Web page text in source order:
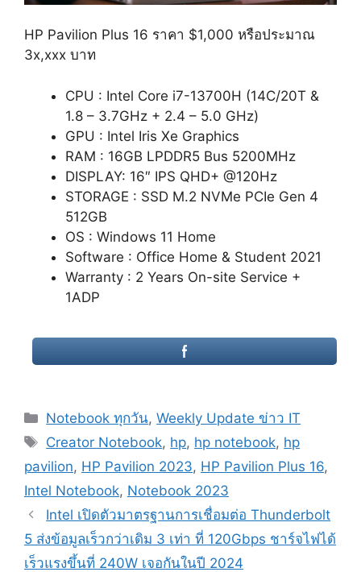
HP Pavilion Plus 16 ราคา $1,000 หรือประมาณ
3x,xxx บาท
CPU : Intel Core i7-13700H (14C/20T &
1.8 – 3.7GHz + 2.4 – 5.0 GHz)
GPU : Intel Iris Xe Graphics
RAM : 16GB LPDDR5 Bus 5200MHz
DISPLAY: 16″ IPS QHD+ @120Hz
STORAGE : SSD M.2 NVMe PCIe Gen 4
512GB
OS : Windows 11 Home
Software : Office Home & Student 2021
Warranty : 2 Years On-site Service +
1ADP
Categories
Notebook ทุกวัน,Weekly Update ข่าว IT
Tags
Creator Notebook, hp, hp notebook, hp
pavilion, HP Pavilion 2023, HP Pavilion Plus 16,
Intel Notebook, Notebook 2023
Post
navigation
Intel เปิดตัวมาตรฐานการเชื่อมต่อ Thunderbolt
5 ส่งข้อมูลเร็วกว่าเดิม 3 เท่า ที่ 120Gbps ชาร์จไฟได้
เร็วแรงขึ้นที่ 240W เจอกันในปี 2024